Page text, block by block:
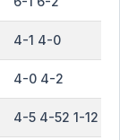
4-1 4-0
4-0 4-2
4-5 4-52 1-12